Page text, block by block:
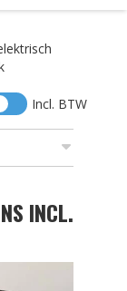
Incl. BTW
INCL.